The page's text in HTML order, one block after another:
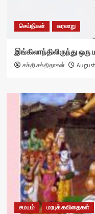
செய்திகள் வரலாறு
இங்கிலாந்திலிருந்து ஒரு
சக்தி சக்திதாசன்
சமயம் மரபுக் கவிதைகள்